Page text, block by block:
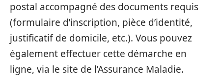
postal accompagné des documents requis
(formulaire d’inscription, pièce d’identité,
justificatif de domicile, etc.). Vous pouvez
également effectuer cette démarche en
ligne, via le site de l’Assurance Maladie.